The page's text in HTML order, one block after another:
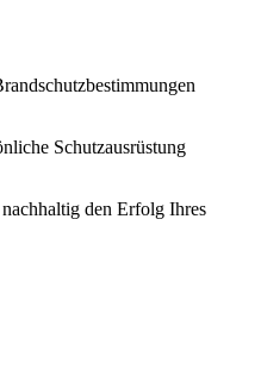
Schutzausrüstung
den Erfolg Ihres